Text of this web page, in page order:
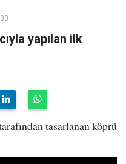
yapılan ilk
tasarlanan köprü